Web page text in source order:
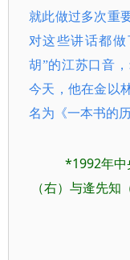
就此做过多次重
对这些讲话都
胡”的江苏口音
今天，他在金以
名为《一本书的历
*1992年中
（右）与逄先